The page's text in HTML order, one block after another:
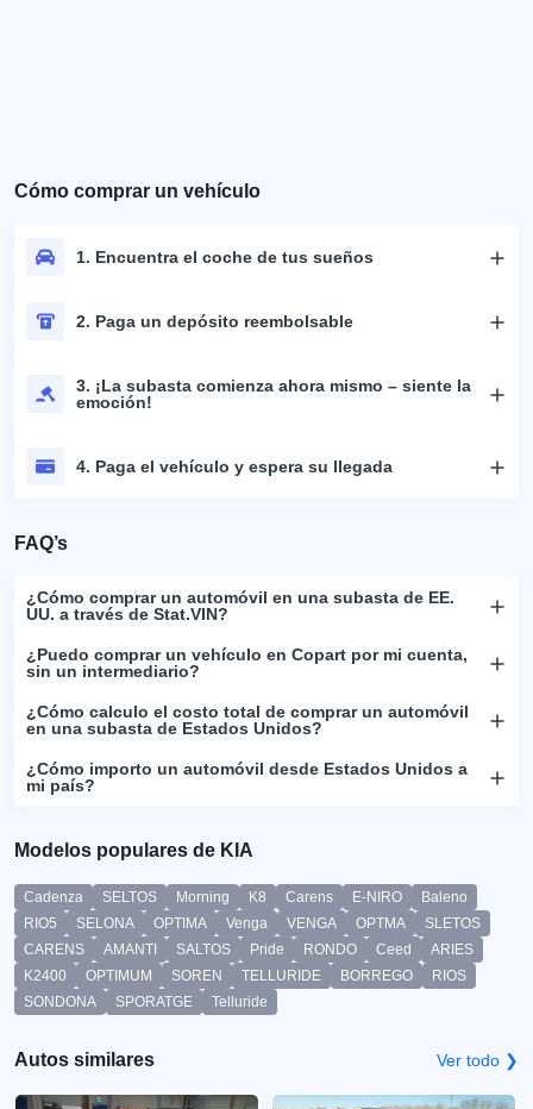
Cómo comprar un vehículo
1. Encuentra el coche de tus sueños
2. Paga un depósito reembolsable
3. ¡La subasta comienza ahora mismo – siente la
emoción!
4. Paga el vehículo y espera su llegada
FAQ’s
¿Cómo comprar un automóvil en una subasta de EE.
UU. a través de Stat.VIN?
¿Puedo comprar un vehículo en Copart por mi cuenta,
sin un intermediario?
¿Cómo calculo el costo total de comprar un automóvil
en una subasta de Estados Unidos?
¿Cómo importo un automóvil desde Estados Unidos a
mi país?
Modelos populares de KIA
Cadenza SELTOS Morning K8 Carens E-NIRO
Baleno
RIO5
SELONA OPTIMA Venga VENGA OPTMA
SLETOS
CARENS
AMANTI SALTOS Pride RONDO Ceed
ARIES
K2400
OPTIMUM SOREN TELLURIDE BORREGO
RIOS
SONDONA
SPORATGE Telluride
Autos similares Ver todo ❯